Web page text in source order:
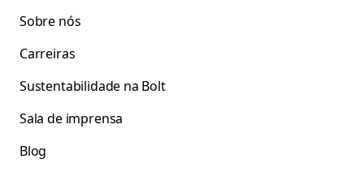
Sobre nós
Carreiras
Sustentabilidade na Bolt
Sala de imprensa
Blog